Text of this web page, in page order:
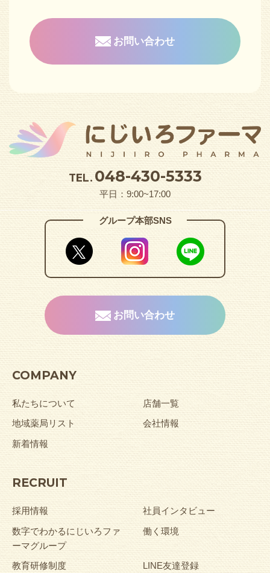
お問い合わせ
TEL. 048-430-5333
平日：9:00~17:00
グループ本部SNS
お問い合わせ
COMPANY
私たちについて
店舗一覧
地域薬局リスト
会社情報
新着情報
RECRUIT
採用情報
社員インタビュー
数字でわかるにじいろファ
ーマグループ
働く環境
教育研修制度 LINE友達登録